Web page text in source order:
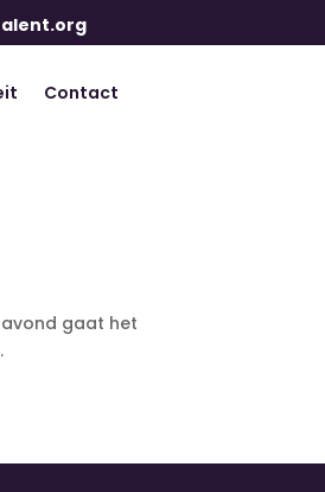
Contact
gaat het